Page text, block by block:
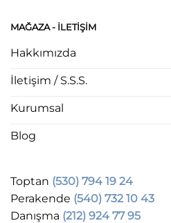
MAĞAZA - ILETIŞIM
Hakkımızda
İletişim / S.S.S.
Kurumsal
Blog
Toptan (530) 794 19 24
Perakende (540) 732 10 43
Danışma (212) 924 77 95